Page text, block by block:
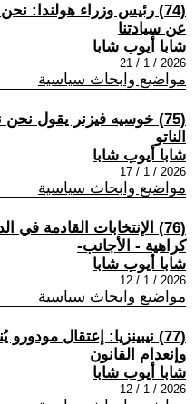
(74) رئيس وزراء هولندا:
عن سيادتنا
شابا أيوب شابا
2026 / 1 / 21
مواضيع وابحاث سياسية
(75) خوسيه فيزنر يقول
الناتو
شابا أيوب شابا
2026 / 1 / 17
مواضيع وابحاث سياسية
(76) الإنتخابات القادمة
كراهية - الأجانب-
شابا أيوب شابا
2026 / 1 / 12
مواضيع وابحاث سياسية
(77) نيبينزيا: إعتقال
وإنعدام القانون
شابا أيوب شابا
2026 / 1 / 12